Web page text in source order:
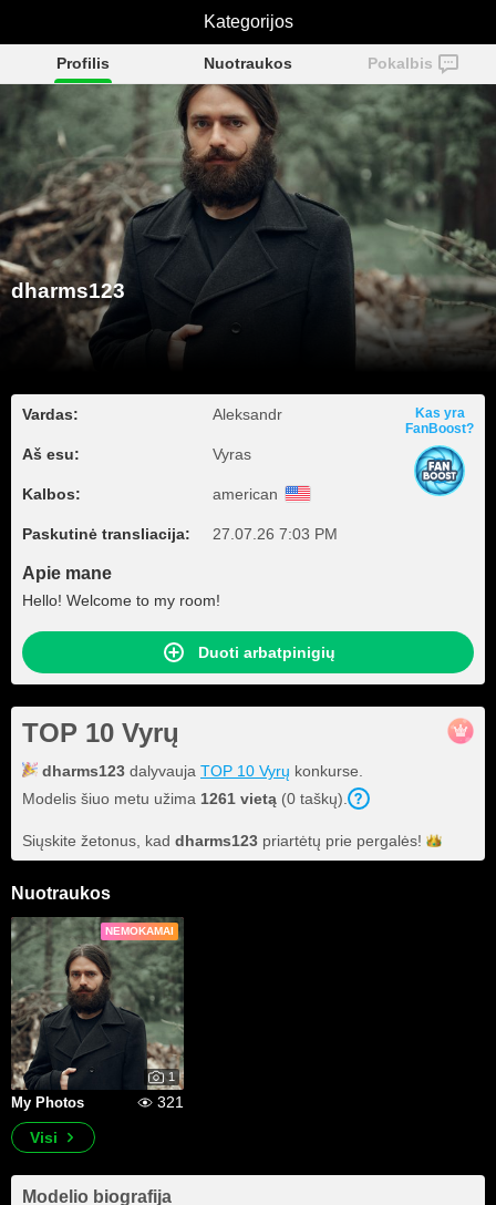
dharms123
Profilis Nuotraukos Pokalbis
dharms123
Vardas: Aleksandr
Aš esu: Vyras
Kalbos: american
Paskutinė transliacija: 27.07.26 7:03 PM
Kas yra
FanBoost?
Apie mane
Hello! Welcome to my room!
Duoti arbatpinigių
TOP 10 Vyrų
dharms123 dalyvauja TOP 10 Vyrų konkurse.
Modelis šiuo metu užima 1261 vietą (0 taškų).
Siųskite žetonus, kad dharms123 priartėtų prie pergalės!
Nuotraukos
NEMOKAMAI
1
My Photos
321
Visi
Modelio biografija
Kategorijos